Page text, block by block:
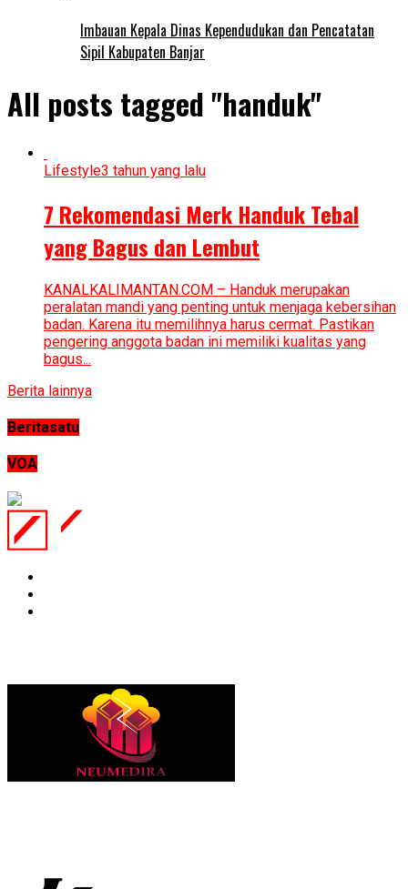
Imbauan Kepala Dinas Kependudukan dan Pencatatan
Sipil Kabupaten Banjar
All posts tagged "handuk"
Lifestyle3 tahun yang lalu
7 Rekomendasi Merk Handuk Tebal
yang Bagus dan Lembut
KANALKALIMANTAN.COM – Handuk merupakan
peralatan mandi yang penting untuk menjaga kebersihan
badan. Karena itu memilihnya harus cermat. Pastikan
pengering anggota badan ini memiliki kualitas yang
bagus...
Berita lainnya
Beritasatu
VOA